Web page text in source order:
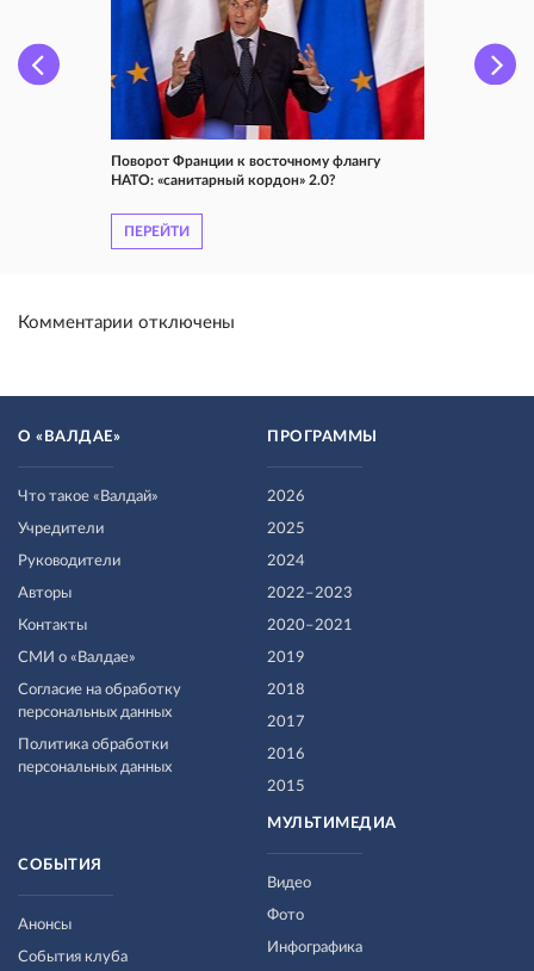
Поворот Франции к восточному флангу
НАТО: «санитарный кордон» 2.0?
ПЕРЕЙТИ
Комментарии отключены
О «ВАЛДАЕ»
Что такое «Валдай»
Учредители
Руководители
Авторы
Контакты
СМИ о «Валдае»
Согласие на обработку
персональных данных
Политика обработки
персональных данных
ПРОГРАММЫ
2026
2025
2024
2022–2023
2020–2021
2019
2018
2017
2016
2015
МУЛЬТИМЕДИА
Видео
Фото
Инфографика
СОБЫТИЯ
Анонсы
События клуба